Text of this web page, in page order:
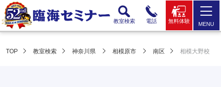
教室検索 電話 無料体験 MENU
TOP 教室検索 神奈川県 相模原市 南区 相模大野校